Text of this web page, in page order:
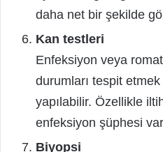
daha net bir şekilde
Kan testleri
Enfeksiyon veya
durumları tespit
yapılabilir. Özellikle
enfeksiyon şüphesi
Biyopsi